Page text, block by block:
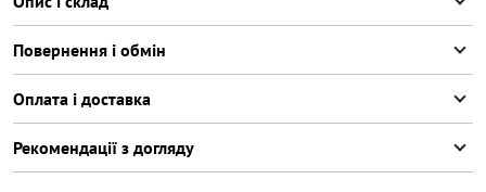
Повернення і обмін
Оплата і доставка
Рекомендації з догляду